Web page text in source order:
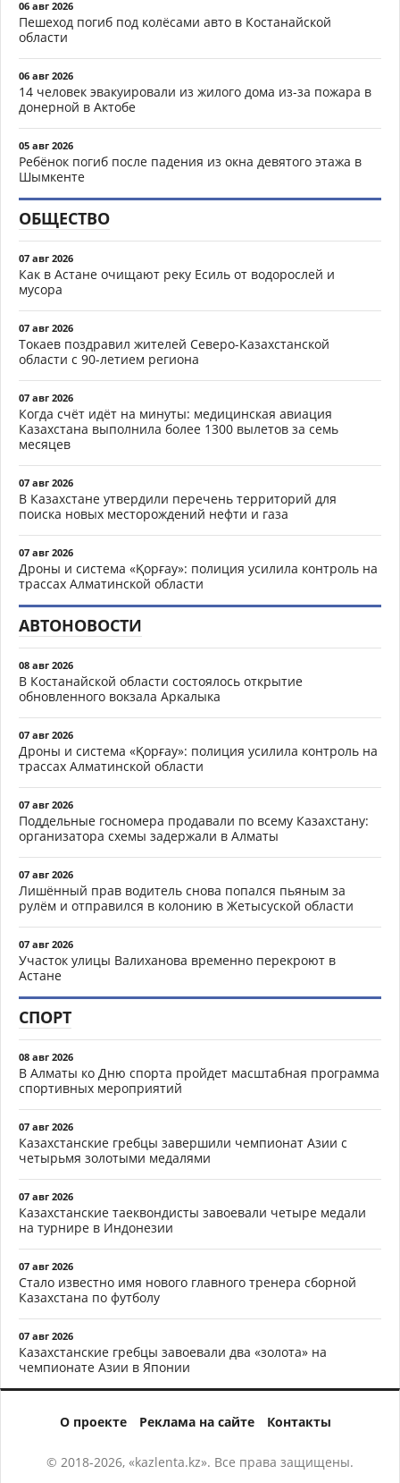
06 авг 2026
Пешеход погиб под колёсами авто в Костанайской
области
06 авг 2026
14 человек эвакуировали из жилого дома из-за пожара в
донерной в Актобе
05 авг 2026
Ребёнок погиб после падения из окна девятого этажа в
Шымкенте
ОБЩЕСТВО
07 авг 2026
Как в Астане очищают реку Есиль от водорослей и
мусора
07 авг 2026
Токаев поздравил жителей Северо-Казахстанской
области с 90-летием региона
07 авг 2026
Когда счёт идёт на минуты: медицинская авиация
Казахстана выполнила более 1300 вылетов за семь
месяцев
07 авг 2026
В Казахстане утвердили перечень территорий для
поиска новых месторождений нефти и газа
07 авг 2026
Дроны и система «Қорғау»: полиция усилила контроль на
трассах Алматинской области
АВТОНОВОСТИ
08 авг 2026
В Костанайской области состоялось открытие
обновленного вокзала Аркалыка
07 авг 2026
Дроны и система «Қорғау»: полиция усилила контроль на
трассах Алматинской области
07 авг 2026
Поддельные госномера продавали по всему Казахстану:
организатора схемы задержали в Алматы
07 авг 2026
Лишённый прав водитель снова попался пьяным за
рулём и отправился в колонию в Жетысуской области
07 авг 2026
Участок улицы Валиханова временно перекроют в
Астане
СПОРТ
08 авг 2026
В Алматы ко Дню спорта пройдет масштабная программа
спортивных мероприятий
07 авг 2026
Казахстанские гребцы завершили чемпионат Азии с
четырьмя золотыми медалями
07 авг 2026
Казахстанские таеквондисты завоевали четыре медали
на турнире в Индонезии
07 авг 2026
Стало известно имя нового главного тренера сборной
Казахстана по футболу
07 авг 2026
Казахстанские гребцы завоевали два «золота» на
чемпионате Азии в Японии
О проекте Реклама на сайте Контакты
© 2018-2026, «kazlenta.kz». Все права защищены.